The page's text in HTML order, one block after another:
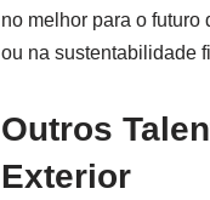
no melhor para o futuro
ou na sustentabilidade
Outros
Exterior